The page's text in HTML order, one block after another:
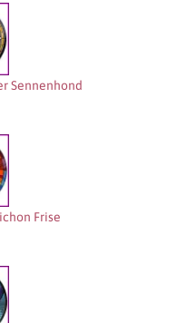
Sennenhond
Frise